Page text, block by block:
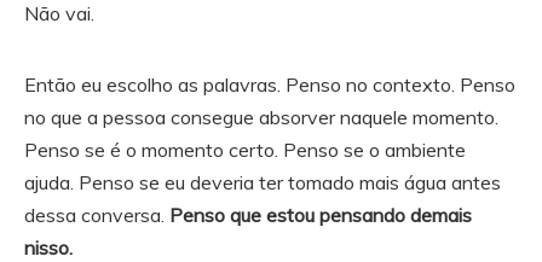
Não vai.
Então eu escolho as palavras. Penso no contexto. Penso
no que a pessoa consegue absorver naquele momento.
Penso se é o momento certo. Penso se o ambiente
ajuda. Penso se eu deveria ter tomado mais água antes
dessa conversa. Penso que estou pensando demais
nisso.